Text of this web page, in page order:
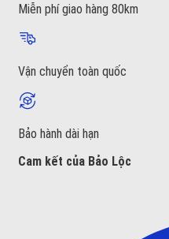
Miễn phí giao hàng 80km
Vận chuyển toàn quốc
Bảo hành dài hạn
Cam kết của Bảo Lộc